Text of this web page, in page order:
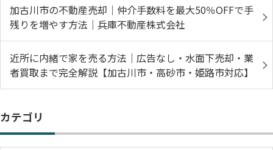
加古川市の不動産売却｜仲介手数料を最大50％OFFで手
残りを増やす方法｜兵庫不動産株式会社
近所に内緒で家を売る方法｜広告なし・水面下売却・業
者買取まで完全解説【加古川市・高砂市・姫路市対応】
カテゴリ